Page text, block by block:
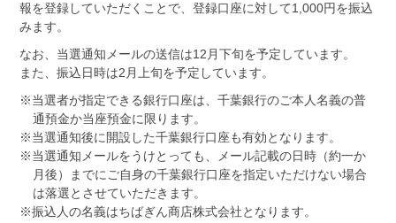
報を登録していただくことで、登録口座に対して1,000円を振込
みます。
なお、当選通知メールの送信は12月下旬を予定しています。
また、振込日時は2月上旬を予定しています。
※当選者が指定できる銀行口座は、千葉銀行のご本人名義の普
通預金か当座預金に限ります。
※当選通知後に開設した千葉銀行口座も有効となります。
※当選通知メールをうけとっても、メール記載の日時（約一か
月後）までにご自身の千葉銀行口座を指定いただけない場合
は落選とさせていただきます。
※振込人の名義はちばぎん商店株式会社となります。